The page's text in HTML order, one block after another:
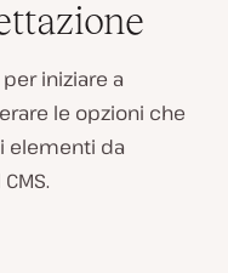
iniziare a
le opzioni che
elementi da